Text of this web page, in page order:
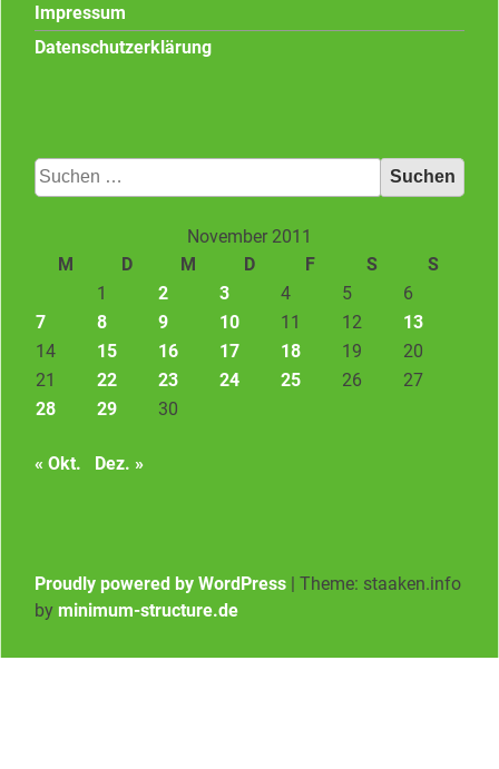
Impressum
Datenschutzerklärung
Suchen
nach:
November 2011
M
D M D F S
S
1
2 3 4 5
6
7
8 9 10 11 12
13
14
15 16 17 18 19
20
21
22 23 24 25 26
27
28
29 30
« Okt. Dez. »
Proudly powered by WordPress | Theme: staaken.info
by minimum-structure.de